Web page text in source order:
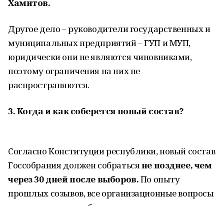
Хамитов.
Другое дело – руководители государственных и
муниципальных предприятий – ГУП и МУП,
юридически они не являются чиновниками,
поэтому ограничения на них не
распространяются.
3. Когда и как соберется новый состав?
Согласно Конституции республики, новый состав
Госсобрания должен собратьсяне позднее, чем
через 30 дней после выборов.По опыту
прошлых созывов, все организационные вопросы